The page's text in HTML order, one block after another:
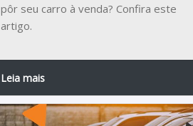
pôr seu carro à venda? Confira este
artigo.
Leia mais